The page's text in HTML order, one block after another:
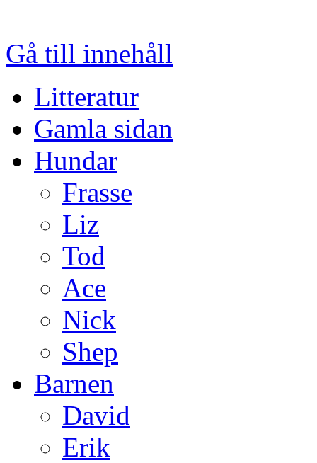
Gå till innehåll
Litteratur
Gamla sidan
Hundar
Frasse
Liz
Tod
Ace
Nick
Shep
Barnen
David
Erik